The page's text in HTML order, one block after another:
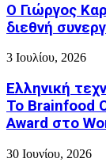
Ο Γιώργος
διεθνή
3 Ιουλίου, 2026
Ελληνική
Το Brainfood
Award στο
30 Ιουνίου, 2026